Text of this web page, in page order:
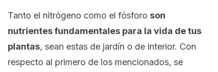
Tanto el nitrógeno como el fósforo son
nutrientes fundamentales para la vida de tus
plantas, sean estas de jardín o de interior. Con
respecto al primero de los mencionados, se